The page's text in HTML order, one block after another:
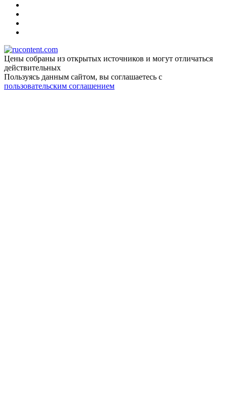
Цены собраны из открытых источников и могут отличаться
действительных
Пользуясь данным сайтом, вы соглашаетесь c
пользовательским соглашением